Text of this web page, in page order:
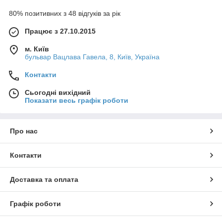
80% позитивних з 48 відгуків за рік
Працює з 27.10.2015
м. Київ
бульвар Вацлава Гавела, 8, Київ, Україна
Контакти
Сьогодні вихідний
Показати весь графік роботи
Про нас
Контакти
Доставка та оплата
Графік роботи